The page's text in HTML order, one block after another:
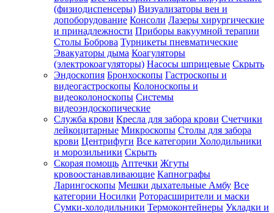
(физиодиспенсеры) Визуализаторы вен и
допоборудование Консоли Лазеры хирургические
и принадлежности Приборы вакуумной терапии
Столы Боброва Турникеты пневматические
Эвакуаторы дыма Коагуляторы
(электрокоагуляторы) Насосы шприцевые Скрыть
Эндоскопия Бронхоскопы Гастроскопы и
видеогастроскопы Колоноскопы и
видеоколоноскопы Системы
видеоэндоскопические
Служба крови Кресла для забора крови Счетчики
лейкоцитарные Микроскопы Столы для забора
крови Центрифуги Все категории Холодильники
и морозильники Скрыть
Скорая помощь Аптечки Жгуты
кровоостанавливающие Капнографы
Ларингоскопы Мешки дыхательные Амбу Все
категории Носилки Роторасширители и маски
Сумки-холодильники Термоконтейнеры Укладки и